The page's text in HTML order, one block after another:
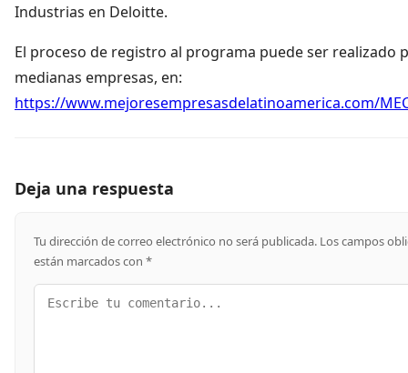
Industrias en Deloitte.
El proceso de registro al programa puede ser realizado
medianas empresas, en:
https://www.mejoresempresasdelatinoamerica.com/
Deja una respuesta
Tu dirección de correo electrónico no será publicada. Los campos
están marcados con *